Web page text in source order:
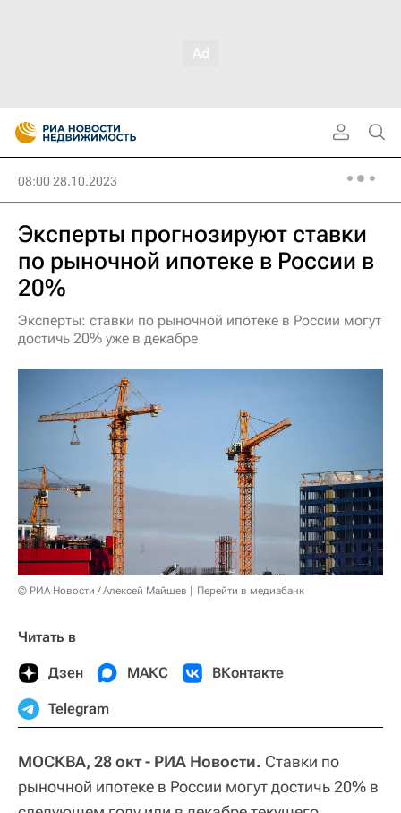
08:00 28.10.2023
Эксперты прогнозируют ставки
по рыночной ипотеке в России в
20%
Эксперты: ставки по рыночной ипотеке в России могут
достичь 20% уже в декабре
© РИА Новости / Алексей Майшев Перейти в медиабанк
Читать в
Дзен МАКС ВКонтакте
Telegram
МОСКВА, 28 окт - РИА Новости. Ставки по
рыночной ипотеке в России могут достичь 20% в